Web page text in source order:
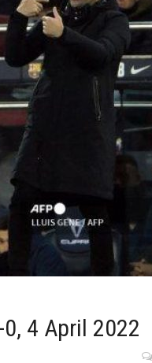
4 April 2022